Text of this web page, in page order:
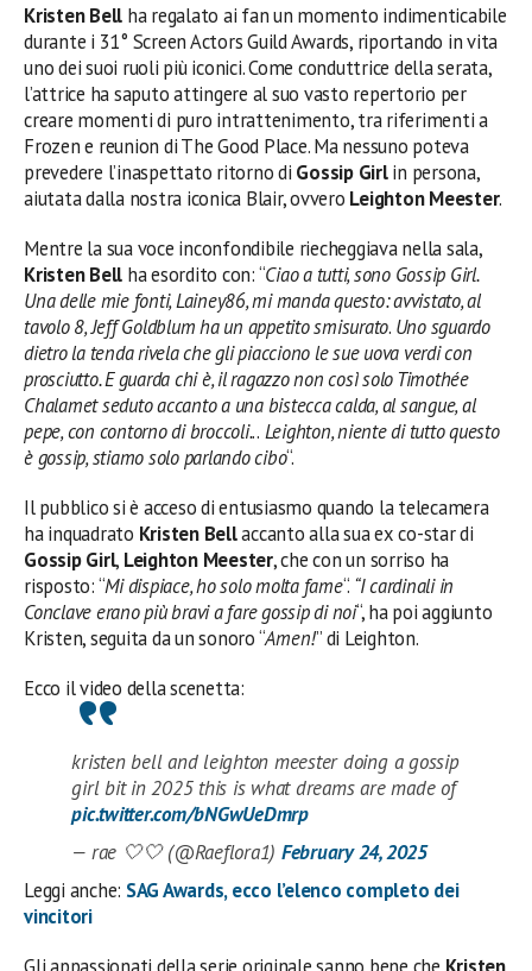
Kristen Bell ha regalato ai fan un momento indimenticabile
durante i 31° Screen Actors Guild Awards, riportando in vita
uno dei suoi ruoli più iconici. Come conduttrice della serata,
l’attrice ha saputo attingere al suo vasto repertorio per
creare momenti di puro intrattenimento, tra riferimenti a
Frozen e reunion di The Good Place. Ma nessuno poteva
prevedere l’inaspettato ritorno di Gossip Girlin persona,
aiutata dalla nostra iconica Blair, ovvero Leighton Meester.
Mentre la sua voce inconfondibile riecheggiava nella sala,
Kristen Bell ha esordito con: “Ciao a tutti, sono Gossip Girl.
Una delle mie fonti, Lainey86, mi manda questo: avvistato, al
tavolo 8, Jeff Goldblum ha un appetito smisurato. Uno sguardo
dietro la tenda rivela che gli piacciono le sue uova verdi con
prosciutto. E guarda chi è, il ragazzo non così solo Timothée
Chalamet seduto accanto a una bistecca calda, al sangue, al
pepe, con contorno di broccoli... Leighton, niente di tutto questo
è gossip, stiamo solo parlando cibo“.
Il pubblico si è acceso di entusiasmo quando la telecamera
ha inquadrato Kristen Bellaccanto alla sua ex co-star di
Gossip Girl, Leighton Meester, che con un sorriso ha
risposto: “Mi dispiace, ho solo molta fame“. “I cardinali in
Conclave erano più bravi a fare gossip di noi“, ha poi aggiunto
Kristen, seguita da un sonoro “Amen!” di Leighton.
Ecco il video della scenetta:
kristen bell and leighton meester doing a gossip
girl bit in 2025 this is what dreams are made of
pic.twitter.com/bNGwUeDmrp
— rae 🤍🤍 (@Raeflora1) February 24, 2025
Leggi anche: SAG Awards, ecco l’elenco completo dei
vincitori
Gli appassionati della serie originale sanno bene che Kristen